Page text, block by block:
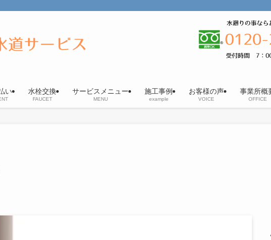
い 水栓交換
FAUCET
サービスメニュー
MENU
施工事例
example
お客様の声
VOICE
事業所概
OFFICE